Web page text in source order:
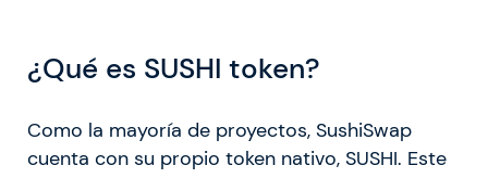
¿Qué es SUSHI token?
Como la mayoría de proyectos, SushiSwap
cuenta con su propio token nativo, SUSHI. Este